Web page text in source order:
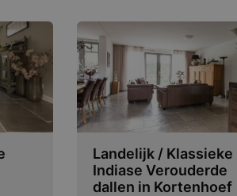
Landelijk / Klassieke
Indiase Verouderde
dallen in Kortenhoef